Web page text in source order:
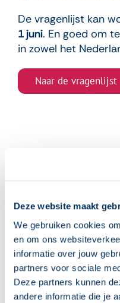
Deze website maakt
We gebruiken cookies
en om ons
informatie over jouw
partners voor sociale
Deze partners kunnen
andere informatie die je
De vragenlijst kan
1 juni. En goed om
in zowel het
Naar de vragenlijst